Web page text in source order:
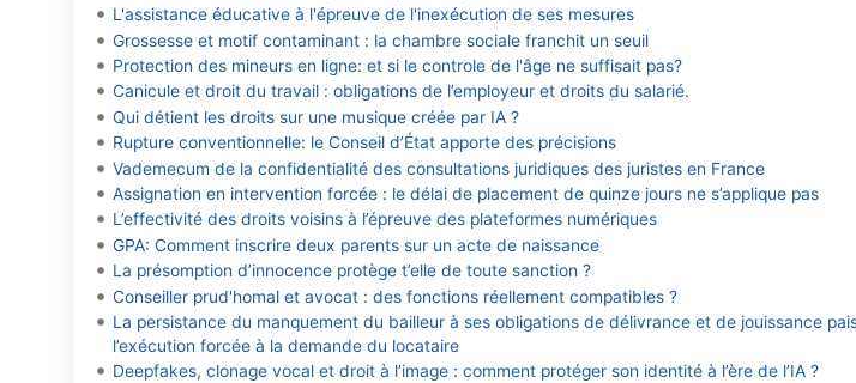
L'assistance éducative à l'épreuve de l'inexécution de ses mesures
Grossesse et motif contaminant : la chambre sociale franchit un seuil
Protection des mineurs en ligne: et si le controle de l'âge ne suffisait pas?
Canicule et droit du travail : obligations de l’employeur et droits du salarié.
Qui détient les droits sur une musique créée par IA ?
Rupture conventionnelle: le Conseil d’État apporte des précisions
Vademecum de la confidentialité des consultations juridiques des juristes en France
Assignation en intervention forcée : le délai de placement de quinze jours ne s’applique pas
L’effectivité des droits voisins à l’épreuve des plateformes numériques
GPA: Comment inscrire deux parents sur un acte de naissance
La présomption d’innocence protège t’elle de toute sanction ?
Conseiller prud'homal et avocat : des fonctions réellement compatibles ?
La persistance du manquement du bailleur à ses obligations de délivrance et de jouissance
l’exécution forcée à la demande du locataire
Deepfakes, clonage vocal et droit à l’image : comment protéger son identité à l’ère de l’IA ?